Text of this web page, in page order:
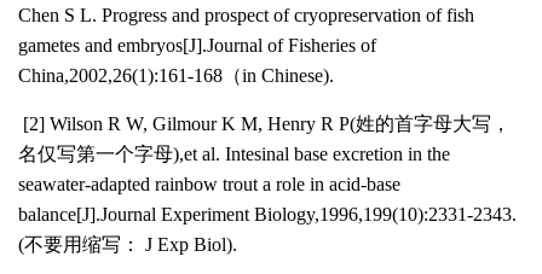
Chen S L. Progress and prospect of cryopreservation of fish
gametes and embryos[J].Journal of Fisheries of
China,2002,26(1):161-168 （in Chinese).
[2] Wilson R W, Gilmour K M, Henry R P(姓的首字母大写，
名仅写第一个字母),et al. Intesinal base excretion in the
seawater-adapted rainbow trout a role in acid-base
balance[J].Journal Experiment Biology,1996,199(10):2331-2343.
(不要用缩写： J Exp Biol).